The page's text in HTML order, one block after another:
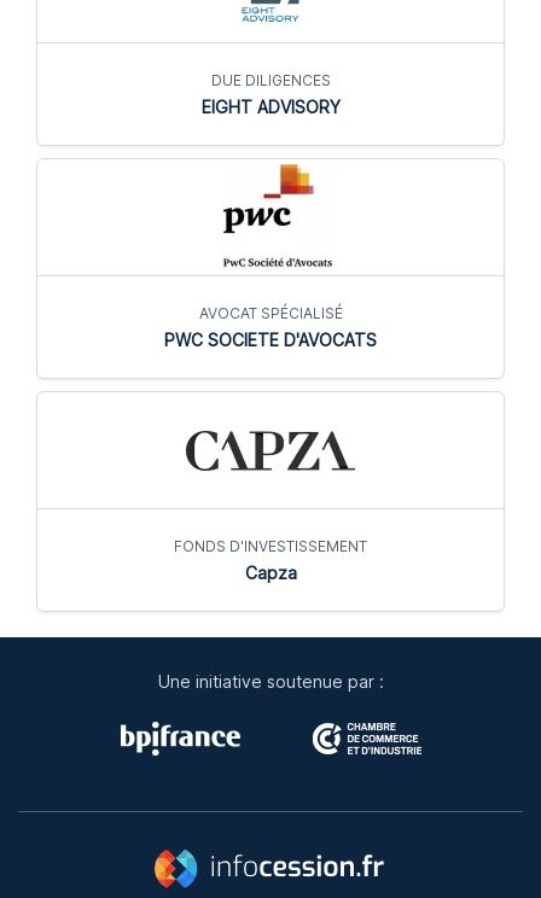
DUE DILIGENCES
EIGHT ADVISORY
AVOCAT SPÉCIALISÉ
PWC SOCIETE D'AVOCATS
FONDS D'INVESTISSEMENT
Capza
Une initiative soutenue par :